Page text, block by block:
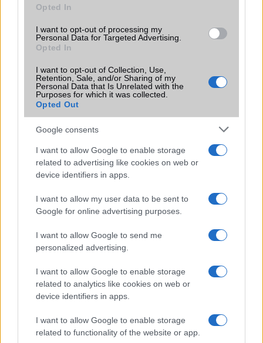
Opted In
I want to opt-out of processing my
Personal Data for Targeted Advertising.
Opted In
I want to opt-out of Collection, Use,
Retention, Sale, and/or Sharing of my
Personal Data that Is Unrelated with the
Purposes for which it was collected.
Opted Out
Google consents
I want to allow Google to enable storage
related to advertising like cookies on web or
device identifiers in apps.
I want to allow my user data to be sent to
Google for online advertising purposes.
I want to allow Google to send me
personalized advertising.
I want to allow Google to enable storage
related to analytics like cookies on web or
device identifiers in apps.
I want to allow Google to enable storage
related to functionality of the website or app.
lenti videótól, amin egy Oppo Finder mobillal vernek be
KAPCSOLÓDÓ HÍREK
Lumia élményt mindenkinek!
Előrendelhető a Nokia Lumia 900
Nokia Lumia 900: napfényben a legolvashatóbb
Nokia Lumia 900: WP 7.5 Tangoval
WP8 olcsón: videón a Nokia Lumia 620
Nokia: sárga újdonság jön szerdán
Nokia Amber: elkezdődött!
További hírek